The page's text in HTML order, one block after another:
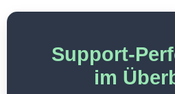
Support-
im